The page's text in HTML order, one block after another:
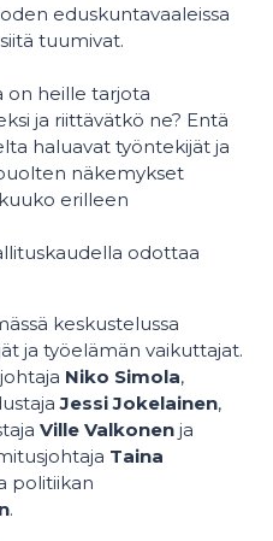
eduskuntavaaleissa
tuumivat.
on heille tarjota
ja riittävätkö ne? Entä
haluavat työntekijät ja
näkemykset
erilleen
odottaa
keskustelussa
ja työelämän vaikuttajat.
Niko Simola,
Jessi Jokelainen,
Ville Valkonen ja
Taina
politiikan
.